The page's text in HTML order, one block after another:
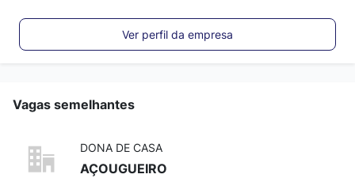
Ver perfil da empresa
Vagas semelhantes
DONA DE CASA
AÇOUGUEIRO